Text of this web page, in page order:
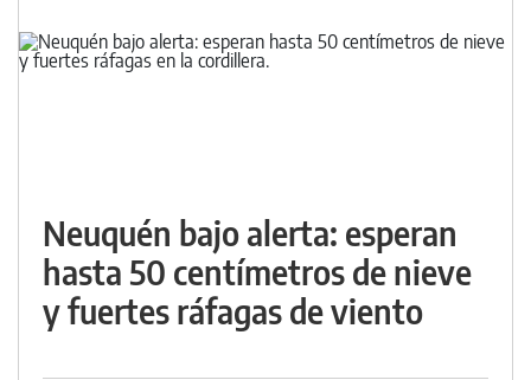
Neuquén bajo alerta: esperan
hasta 50 centímetros de nieve
y fuertes ráfagas de viento